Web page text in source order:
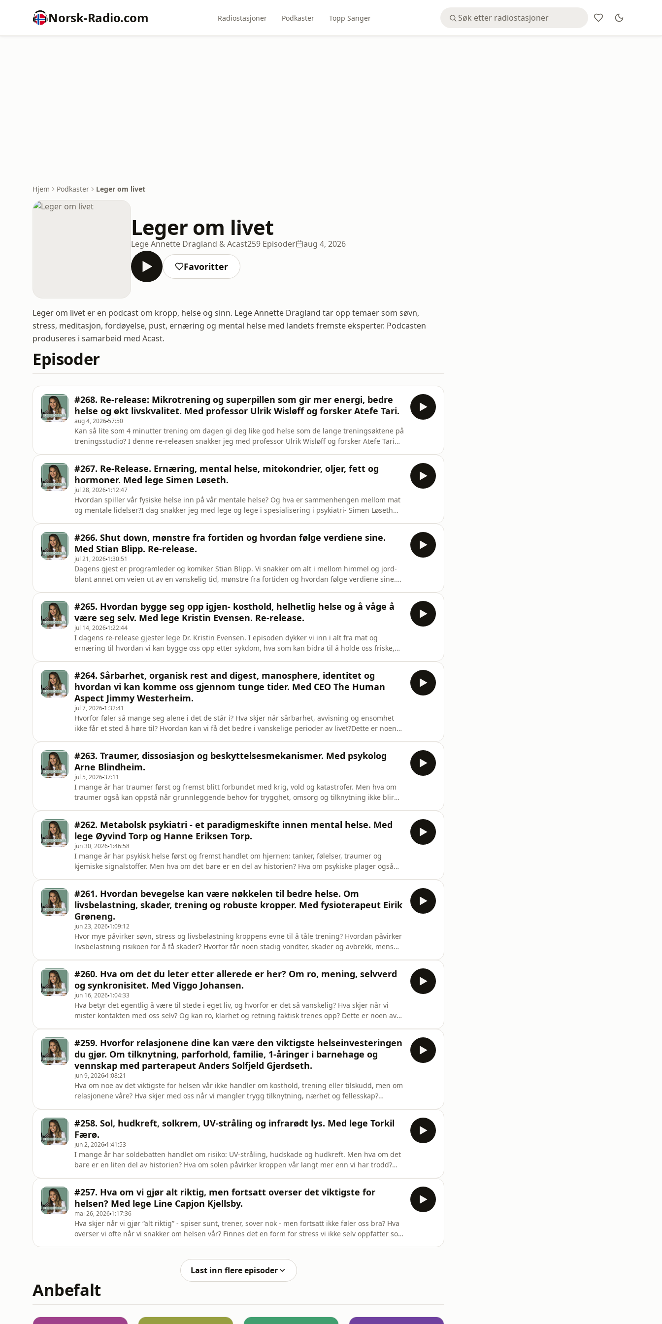
Norsk-Radio.com Radiostasjoner Podkaster Topp Sanger
Hjem Podkaster Leger om livet
Leger om livet
Lege Annette Dragland & Acast259 Episoder aug 4, 2026
Favoritter
Leger om livet er en podcast om kropp, helse og sinn. Lege Annette Dragland tar opp temaer som søvn,
stress, meditasjon, fordøyelse, pust, ernæring og mental helse med landets fremste eksperter. Podcasten
produseres i samarbeid med Acast.
Episoder
#268. Re-release: Mikrotrening og superpillen som gir mer energi, bedre
helse og økt livskvalitet. Med professor Ulrik Wisløff og forsker Atefe Tari.
aug 4, 2026 57:50
Kan så lite som 4 minutter trening om dagen gi deg like god helse som de lange treningsøktene på
treningsstudio? I denne re-releasen snakker jeg med professor Ulrik Wisløff og forsker Atefe Tari
utforsker hvor
#267. Re-Release. Ernæring, mental helse, mitokondrier, oljer, fett og
hormoner. Med lege Simen Løseth.
jul 28, 2026 1:12:47
Hvordan spiller vår fysiske helse inn på vår mentale helse? Og hva er sammenhengen mellom mat
og mentale lidelser?I dag snakker jeg med lege og lege i spesialisering i psykiatri- Simen Løseth
studierTarmfloraOmega 6/
#266. Shut down, mønstre fra fortiden og hvordan følge verdiene sine.
Med Stian Blipp. Re-release.
jul 21, 2026 1:30:51
Dagens gjest er programleder og komiker Stian Blipp. Vi snakker om alt i mellom himmel og jord-
blant annet om veien ut av en vanskelig tid, mønstre fra fortiden og hvordan følge verdiene sine.
mer:Instagram.com/dr.annettedraglandFacebook.com/drannettedragl
#265. Hvordan bygge seg opp igjen- kosthold, helhetlig helse og å våge å
være seg selv. Med lege Kristin Evensen. Re-release.
jul 14, 2026 1:22:44
I dagens re-release gjester lege Dr. Kristin Evensen. I episoden dykker vi inn i alt fra mat og
ernæring til hvordan vi kan bygge oss opp etter sykdom, hva som kan bidra til å holde oss friske,
som gjør det m
#264. Sårbarhet, organisk rest and digest, manosphere, identitet og
hvordan vi kan komme oss gjennom tunge tider. Med CEO The Human
Aspect Jimmy Westerheim.
jul 7, 2026 1:32:41
Hvorfor føler så mange seg alene i det de står i? Hva skjer når sårbarhet, avvisning og ensomhet
ikke får et sted å høre til? Hvordan kan vi få det bedre i vanskelige perioder av livet?Dette er noen
motgang, psykisk hels
#263. Traumer, dissosiasjon og beskyttelsesmekanismer. Med psykolog
Arne Blindheim.
jul 5, 202637:11
I mange år har traumer først og fremst blitt forbundet med krig, vold og katastrofer. Men hva om
traumer også kan oppstå når grunnleggende behov for trygghet, omsorg og tilknytning ikke blir
hvordan traumer påvirker hjernen,
#262. Metabolsk psykiatri - et paradigmeskifte innen mental helse. Med
lege Øyvind Torp og Hanne Eriksen Torp.
jun 30, 2026 1:46:58
I mange år har psykisk helse først og fremst handlet om hjernen: tanker, følelser, traumer og
kjemiske signalstoffer. Men hva om det bare er en del av historien? Hva om psykiske plager også
psykiatri. Sammen har de
#261. Hvordan bevegelse kan være nøkkelen til bedre helse. Om
livsbelastning, skader, trening og robuste kropper. Med fysioterapeut Eirik
Grøneng.
jun 23, 2026 1:09:12
Hvor mye påvirker søvn, stress og livsbelastning kroppens evne til å tåle trening? Hvordan påvirker
livsbelastning risikoen for å få skader? Hvorfor får noen stadig vondter, skader og avbrekk, mens
og ha
#260. Hva om det du leter etter allerede er her? Om ro, mening, selvverd
og synkronisitet. Med Viggo Johansen.
jun 16, 2026 1:04:33
Hva betyr det egentlig å være til stede i eget liv, og hvorfor er det så vanskelig? Hva skjer når vi
mister kontakten med oss selv? Og kan ro, klarhet og retning faktisk trenes opp? Dette er noen av
mindfulness.I denne
#259. Hvorfor relasjonene dine kan være den viktigste helseinvesteringen
du gjør. Om tilknytning, parforhold, familie, 1-åringer i barnehage og
vennskap med parterapeut Anders Solfjeld Gjerdseth.
jun 9, 2026 1:08:21
Hva om noe av det viktigste for helsen vår ikke handler om kosthold, trening eller tilskudd, men om
relasjonene våre? Hva skjer med oss når vi mangler trygg tilknytning, nærhet og fellesskap?
kjærlighet.I denne episo
#258. Sol, hudkreft, solkrem, UV-stråling og infrarødt lys. Med lege Torkil
Færø.
jun 2, 2026 1:41:53
I mange år har soldebatten handlet om risiko: UV-stråling, hudskade og hudkreft. Men hva om det
bare er en liten del av historien? Hva om solen påvirker kroppen vår langt mer enn vi har trodd?
hvordan ly
#257. Hva om vi gjør alt riktig, men fortsatt overser det viktigste for
helsen? Med lege Line Capjon Kjellsby.
mai 26, 2026 1:17:36
Hva skjer når vi gjør “alt riktig” - spiser sunt, trener, sover nok - men fortsatt ikke føler oss bra? Hva
overser vi ofte når vi snakker om helsen vår? Finnes det en form for stress vi ikke selv oppfatter som
Last inn flere episoder
Anbefalt